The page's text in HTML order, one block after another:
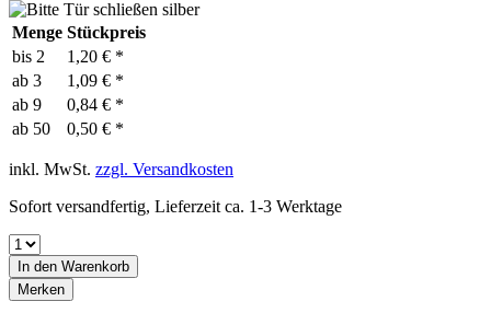
Menge Stückpreis
bis 2
1,20 € *
ab 3
1,09 € *
ab 9
0,84 € *
ab 50 0,50 € *
inkl. MwSt. zzgl. Versandkosten
Sofort versandfertig, Lieferzeit ca. 1-3 Werktage
In den Warenkorb
Merken